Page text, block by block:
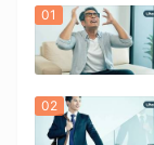
01
02